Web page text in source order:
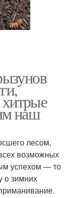
наш
лесом,
возможных
успехом — то
о зимних